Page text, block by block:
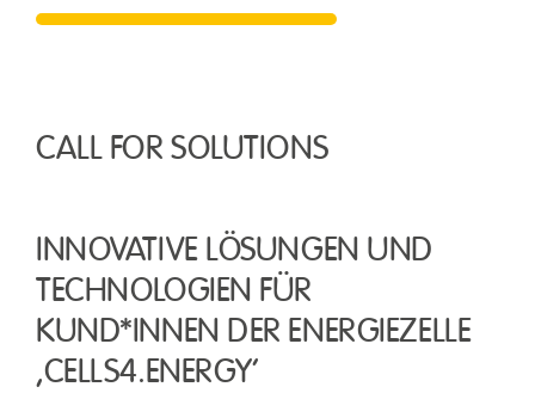
CALL FOR SOLUTIONS
INNOVATIVE LÖSUNGEN UND
TECHNOLOGIEN FÜR
KUND*INNEN DER ENERGIEZELLE
‚CELLS4.ENERGY‘